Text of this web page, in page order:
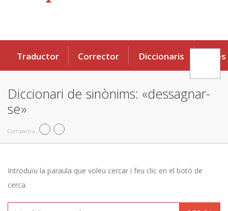
Traductor Corrector Diccionaris Eines
Diccionari de sinònims: «dessagnar-
se»
Compartiu
Introduïu la paraula que voleu cercar i feu clic en el botó de
cerca.